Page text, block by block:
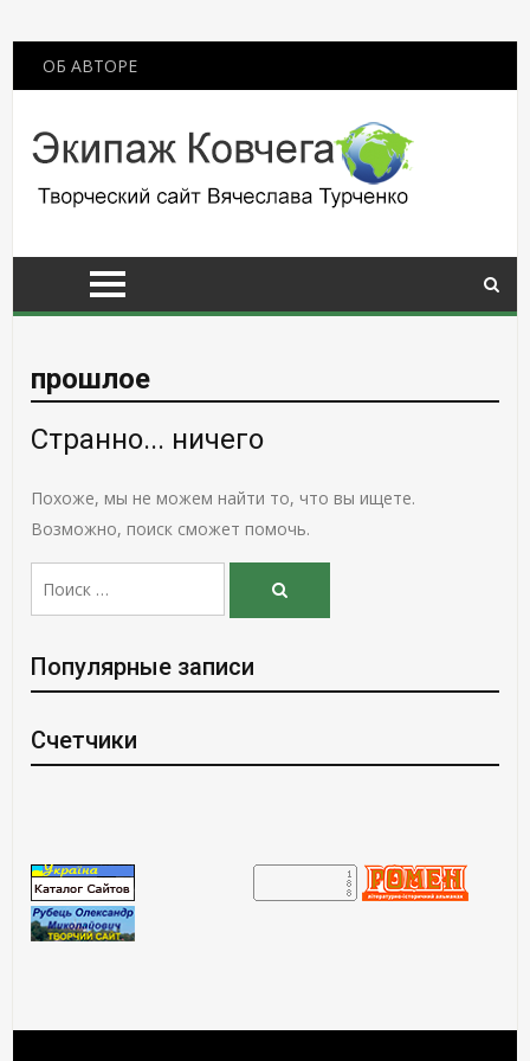
ОБ АВТОРЕ
прошлое
Странно... ничего
Похоже, мы не можем найти то, что вы ищете.
Возможно, поиск сможет помочь.
Поиск
Популярные записи
Счетчики